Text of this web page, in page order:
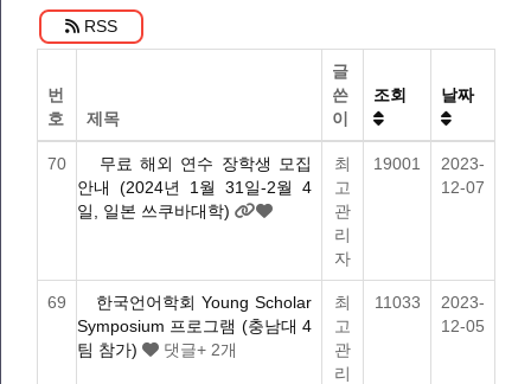
RSS
번
호
제목
글
쓴
이
조회 날짜
70
무료 해외 연수 장학생 모집
안내 (2024년 1월 31일-2월 4
일, 일본 쓰쿠바대학)
최
고
관
리
자
19001
2023-
12-07
69
한국언어학회 Young Scholar
Symposium 프로그램 (충남대 4
팀 참가)
댓글+ 2개
최
고
관
리
11033
2023-
12-05